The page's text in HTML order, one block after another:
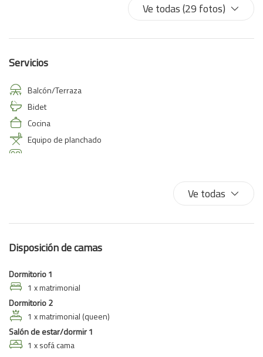
Ve todas (29 fotos)
Servicios
Balcón/Terraza
Bidet
Cocina
Equipo de planchado
Secador de pelo
WiFi de alta velocidad
Ve todas
Disposición de camas
Dormitorio 1
1 x matrimonial
Dormitorio 2
1 x matrimonial (queen)
Salón de estar/dormir 1
1 x sofá cama